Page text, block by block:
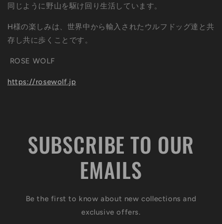
同じように野山を駆け回り生活しています。
H様の楽しみは、世界中から輸入されたウルフドッグ達と共
存し共に歩くことです。
ROSE WOLF
https://rosewolf.jp
SUBSCRIBE TO OUR
EMAILS
Be the first to know about new collections and
exclusive offers.